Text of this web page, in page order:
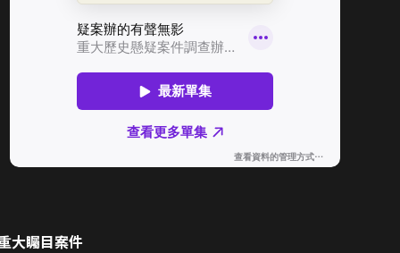
大矚目案件